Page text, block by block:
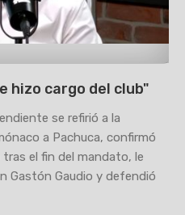
hizo cargo del club"
se refirió a la
a Pachuca, confirmó
el fin del mandato, le
Gastón Gaudio y defendió